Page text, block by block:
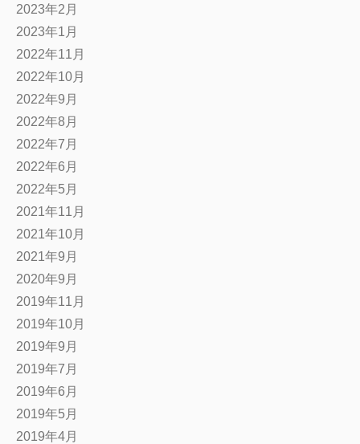
2023年2月
2023年1月
2022年11月
2022年10月
2022年9月
2022年8月
2022年7月
2022年6月
2022年5月
2021年11月
2021年10月
2021年9月
2020年9月
2019年11月
2019年10月
2019年9月
2019年7月
2019年6月
2019年5月
2019年4月